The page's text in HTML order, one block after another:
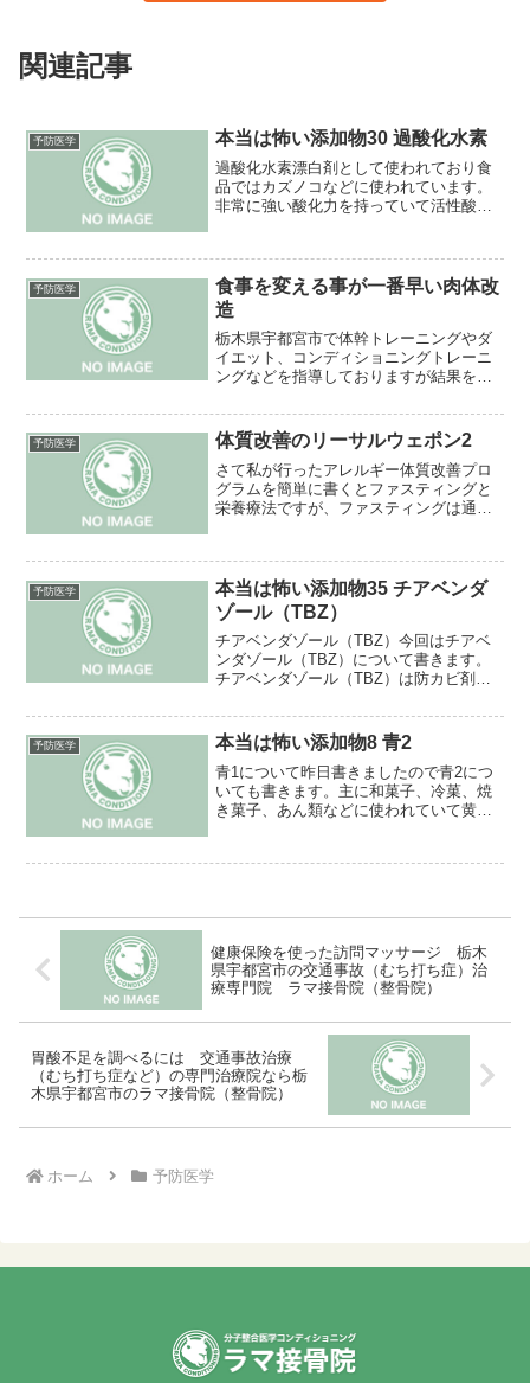
関連記事
予防医学 本当は怖い添加物30 過酸化水素
過酸化水素漂白剤として使われており食
品ではカズノコなどに使われています。
非常に強い酸化力を持っていて活性酸素
過酸化水素になりカタラーゼという酵素
で無毒化します。つまり活...
予防医学
食事を変える事が一番早い肉体改
造
栃木県宇都宮市で体幹トレーニングやダ
イエット、コンディショニングトレーニ
ングなどを指導しておりますが結果を出
いということです。
予防医学 体質改善のリーサルウェポン2
さて私が行ったアレルギー体質改善プロ
グラムを簡単に書くとファスティングと
栄養療法ですが、ファスティングは通常
が、ケトン体は3日間から多く出て脳に対
しても身体に対しても有...
予防医学
本当は怖い添加物35 チアベンダ
ゾール（TBZ）
チアベンダゾール（TBZ）今回はチアベ
ンダゾール（TBZ）について書きます。
チアベンダゾール（TBZ）は防カビ剤、
入品のグレープフルーツなどの柑橘類に
添加されます。残念なことに皮だけに留
まらず果肉にも含ま...
予防医学 本当は怖い添加物8 青2
青1について昨日書きましたので青2につ
いても書きます。主に和菓子、冷菓、焼
き菓子、あん類などに使われていて黄色4
あることです。もちろん動物実験のうえ
健康保険を使った訪問マッサージ 栃木
県宇都宮市の交通事故（むち打ち症）治
療専門院 ラマ接骨院（整骨院）
胃酸不足を調べるには 交通事故治療
（むち打ち症など）の専門治療院なら栃
木県宇都宮市のラマ接骨院（整骨院）
ホーム 予防医学